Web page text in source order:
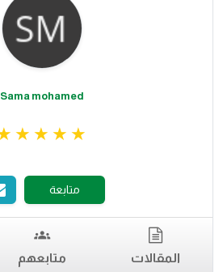
Sama mohamed
متابعة
المقالات متابعهم